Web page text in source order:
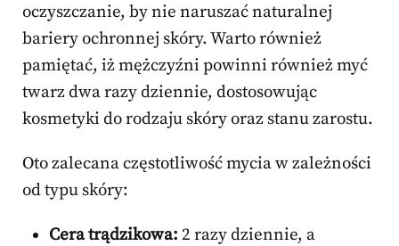
oczyszczanie, by nie naruszać naturalnej
bariery ochronnej skóry. Warto również
pamiętać, iż mężczyźni powinni również myć
twarz dwa razy dziennie, dostosowując
kosmetyki do rodzaju skóry oraz stanu zarostu.
Oto zalecana częstotliwość mycia w zależności
od typu skóry:
Cera trądzikowa: 2 razy dziennie, a